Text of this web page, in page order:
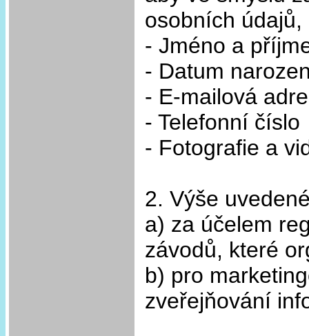
osobních
- Jméno a
- Datum
- E-mailová
- Telefonní číslo
- Fotografie a
2. Výše
a) za účelem
závodů, které
b) pro
zveřejňování